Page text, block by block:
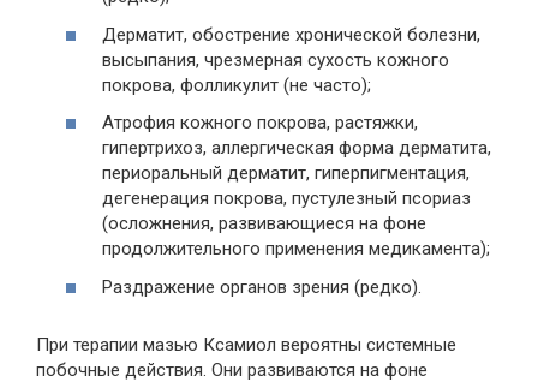
Дерматит, обострение хронической болезни,
высыпания, чрезмерная сухость кожного
покрова, фолликулит (не часто);
Атрофия кожного покрова, растяжки,
гипертрихоз, аллергическая форма дерматита,
периоральный дерматит, гиперпигментация,
дегенерация покрова, пустулезный псориаз
(осложнения, развивающиеся на фоне
продолжительного применения медикамента);
Раздражение органов зрения (редко).
При терапии мазью Ксамиол вероятны системные
побочные действия. Они развиваются на фоне